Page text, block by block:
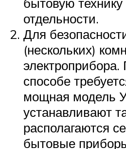
отдельности.
Для
(нескольких)
электроприбора.
способе
мощная модель
устанавливают
располагаются
бытовые